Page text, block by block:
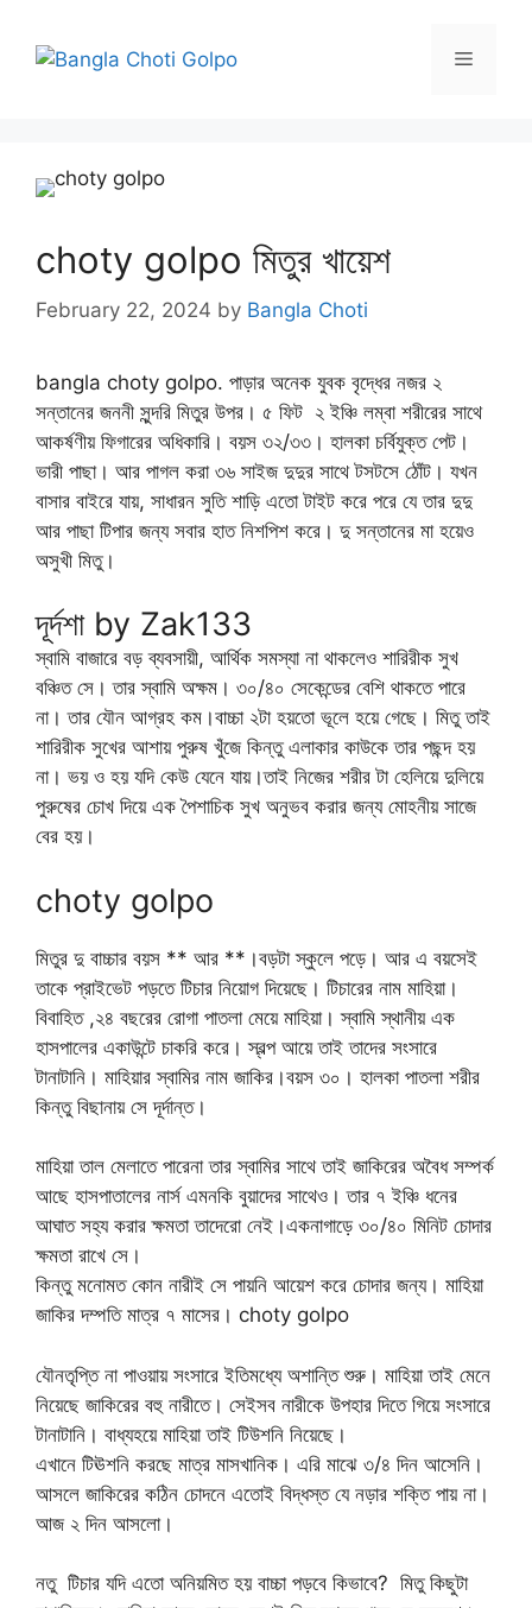
content
Menu
choty golpo মিতুর খায়েশ
February 22, 2024 by Bangla Choti
bangla choty golpo. পাড়ার অনেক যুবক বৃদ্ধের নজর ২
সন্তানের জননী সুন্দরি মিতুর উপর। ৫ ফিট ২ ইঞ্চি লম্বা শরীরের সাথে
আকর্ষণীয় ফিগারের অধিকারি। বয়স ৩২/৩৩। হালকা চর্বিযুক্ত পেট।
ভারী পাছা। আর পাগল করা ৩৬ সাইজ দুদুর সাথে টসটসে ঠোঁট। যখন
বাসার বাইরে যায়, সাধারন সুতি শাড়ি এতো টাইট করে পরে যে তার দুদু
আর পাছা টিপার জন্য সবার হাত নিশপিশ করে। দু সন্তানের মা হয়েও
অসুখী মিতু।
দূর্দশা by Zak133
স্বামি বাজারে বড় ব্যবসায়ী, আর্থিক সমস্যা না থাকলেও শারিরীক সুখ
বঞ্চিত সে। তার স্বামি অক্ষম। ৩০/৪০ সেকেন্ডের বেশি থাকতে পারে
না। তার যৌন আগ্রহ কম।বাচ্চা ২টা হয়তো ভূলে হয়ে গেছে। মিতু তাই
শারিরীক সুখের আশায় পুরুষ খুঁজে কিন্তু এলাকার কাউকে তার পছন্দ হয়
না। ভয় ও হয় যদি কেউ যেনে যায়।তাই নিজের শরীর টা হেলিয়ে দুলিয়ে
পুরুষের চোখ দিয়ে এক পৈশাচিক সুখ অনুভব করার জন্য মোহনীয় সাজে
বের হয়।
choty golpo
মিতুর দু বাচ্চার বয়স ** আর **।বড়টা স্কুলে পড়ে। আর এ বয়সেই
তাকে প্রাইভেট পড়তে টিচার নিয়োগ দিয়েছে। টিচারের নাম মাহিয়া।
বিবাহিত ,২৪ বছরের রোগা পাতলা মেয়ে মাহিয়া। স্বামি স্থানীয় এক
হাসপালের একাউন্টে চাকরি করে। স্বল্প আয়ে তাই তাদের সংসারে
টানাটানি। মাহিয়ার স্বামির নাম জাকির।বয়স ৩০। হালকা পাতলা শরীর
কিন্তু বিছানায় সে দূর্দান্ত।
মাহিয়া তাল মেলাতে পারেনা তার স্বামির সাথে তাই জাকিরের অবৈধ সম্পর্ক
আছে হাসপাতালের নার্স এমনকি বুয়াদের সাথেও। তার ৭ ইঞ্চি ধনের
আঘাত সহ্য করার ক্ষমতা তাদেরো নেই।একনাগাড়ে ৩০/৪০ মিনিট চোদার
ক্ষমতা রাখে সে।
কিন্তু মনোমত কোন নারীই সে পায়নি আয়েশ করে চোদার জন্য। মাহিয়া
জাকির দম্পতি মাত্র ৭ মাসের। choty golpo
যৌনতৃপ্তি না পাওয়ায় সংসারে ইতিমধ্যে অশান্তি শুরু। মাহিয়া তাই মেনে
নিয়েছে জাকিরের বহু নারীতে। সেইসব নারীকে উপহার দিতে গিয়ে সংসারে
টানাটানি। বাধ্যহয়ে মাহিয়া তাই টিউশনি নিয়েছে।
এখানে টিঊশনি করছে মাত্র মাসখানিক। এরি মাঝে ৩/৪ দিন আসেনি।
আসলে জাকিরের কঠিন চোদনে এতোই বিদ্ধস্ত যে নড়ার শক্তি পায় না।
আজ ২ দিন আসলো।
নতু টিচার যদি এতো অনিয়মিত হয় বাচ্চা পড়বে কিভাবে? মিতু কিছুটা